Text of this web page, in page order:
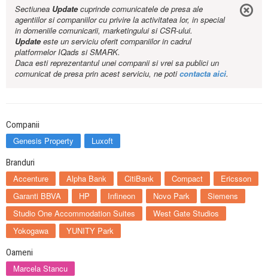
Sectiunea Updatecuprinde comunicatele de presa ale
agentiilor si companiilor cu privire la activitatea lor, in special
in domeniile comunicarii, marketingului si CSR-ului.
Updateeste un serviciu oferit companiilor in cadrul
platformelor IQads si SMARK.
Daca esti reprezentantul unei companii si vrei sa publici un
comunicat de presa prin acest serviciu, ne poticontacta aici.
Companii
Genesis Property Luxoft
Branduri
Accenture Alpha Bank CitiBank Compact
Ericsson
Garanti BBVA
HP Infineon Novo Park
Siemens
Studio One Accommodation Suites
West Gate Studios
Yokogawa
YUNITY Park
Oameni
Marcela Stancu